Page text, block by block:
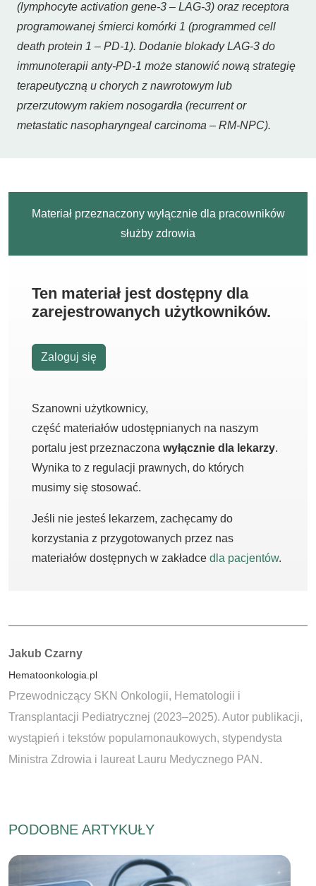
(lymphocyte activation gene-3 – LAG-3) oraz receptora
programowanej śmierci komórki 1 (programmed cell
death protein 1 – PD-1). Dodanie blokady LAG-3 do
immunoterapii anty-PD-1 może stanowić nową strategię
terapeutyczną u chorych z nawrotowym lub
przerzutowym rakiem nosogardła (recurrent or
metastatic nasopharyngeal carcinoma – RM-NPC).
Materiał przeznaczony wyłącznie dla pracowników
służby zdrowia
Ten materiał jest dostępny dla
zarejestrowanych użytkowników.
Zaloguj się
Szanowni użytkownicy,
część materiałów udostępnianych na naszym
portalu jest przeznaczona wyłącznie dla lekarzy.
Wynika to z regulacji prawnych, do których
musimy się stosować.
Jeśli nie jesteś lekarzem, zachęcamy do
korzystania z przygotowanych przez nas
materiałów dostępnych w zakładce dla pacjentów.
Autorzy:
Jakub Czarny
Hematoonkologia.pl
Przewodniczący SKN Onkologii, Hematologii i
Transplantacji Pediatrycznej (2023–2025). Autor publikacji,
wystąpień i tekstów popularnonaukowych, stypendysta
Ministra Zdrowia i laureat Lauru Medycznego PAN.
PODOBNE ARTYKUŁY